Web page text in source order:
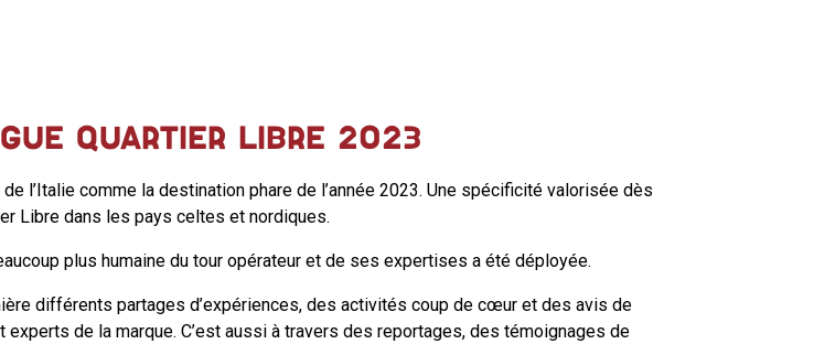
QUARTIER LIBRE 2023
l’Italie comme la destination phare de l’année 2023. Une spécificité valorisée dès
Libre dans les pays celtes et nordiques.
plus humaine du tour opérateur et de ses expertises a été déployée.
différents partages d’expériences, des activités coup de cœur et des avis de
de la marque. C’est aussi à travers des reportages, des témoignages de